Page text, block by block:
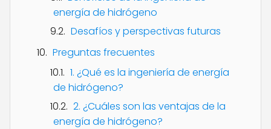
energía de hidrógeno
Desafíos y perspectivas futuras
Preguntas frecuentes
1. ¿Qué es la ingeniería de energía
de hidrógeno?
2. ¿Cuáles son las ventajas de la
energía de hidrógeno?